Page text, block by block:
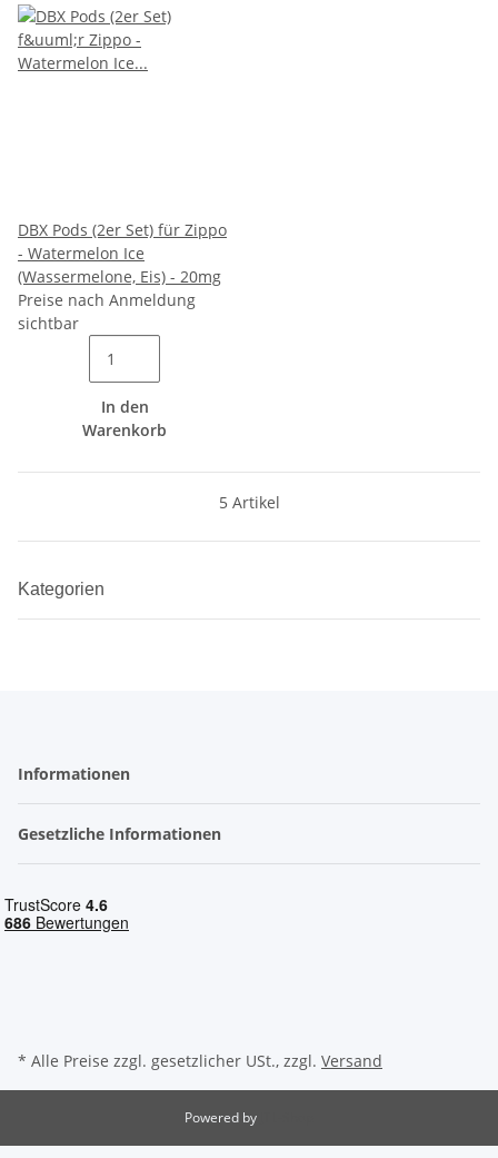
DBX Pods (2er Set) für Zippo
- Watermelon Ice
(Wassermelone, Eis) - 20mg
Preise nach Anmeldung
sichtbar
In den
Warenkorb
5 Artikel
Kategorien
Informationen
Gesetzliche Informationen
* Alle Preise zzgl. gesetzlicher USt., zzgl. Versand
Powered by